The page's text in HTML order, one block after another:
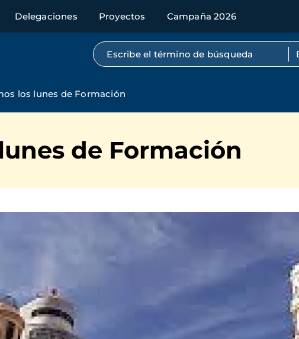
Delegaciones Proyectos Campaña 2026
Búsqueda por texto completo
los lunes de Formación
de Formación